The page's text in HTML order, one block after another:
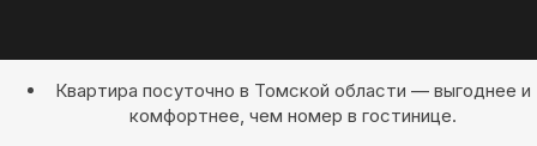
Квартира посуточно в Томской области — выгоднее и
комфортнее, чем номер в гостинице.